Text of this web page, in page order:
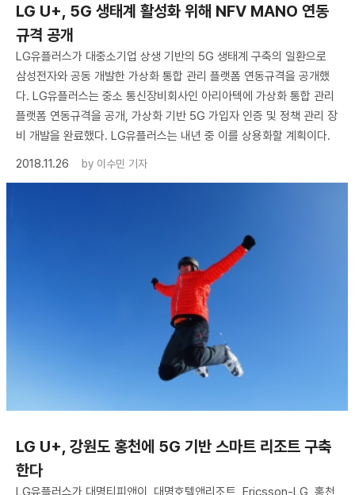
LG U+, 5G 생태계 활성화 위해 NFV MANO 연동
규격 공개
LG유플러스가 대중소기업 상생 기반의 5G 생태계 구축의 일환으로
삼성전자와 공동 개발한 가상화 통합 관리 플랫폼 연동규격을 공개했
다. LG유플러스는 중소 통신장비회사인 아리아텍에 가상화 통합 관리
플랫폼 연동규격을 공개, 가상화 기반 5G 가입자 인증 및 정책 관리 장
비 개발을 완료했다. LG유플러스는 내년 중 이를 상용화할 계획이다.
2018.11.26
by 이수민 기자
LG U+, 강원도 홍천에 5G 기반 스마트 리조트 구축
한다
LG유플러스가 대명티피앤이, 대명호텔앤리조트, Ericsson-LG, 홍천